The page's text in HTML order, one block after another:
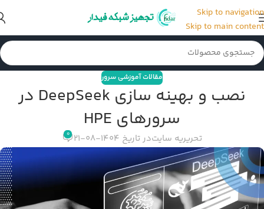
Skip to navigation
Skip to main content
مقالات آموزشی سرور
نصب و بهینه سازی DeepSeek در
سرورهای HPE
تحریریه سایتدر تاریخ 1404-08-21 0